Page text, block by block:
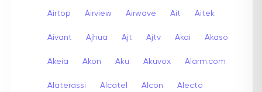
Airtop Airview Airwave Ait Aitek
Aivant Ajhua Ajt Ajtv Akai Akaso
Akeia Akon Aku Akuvox Alarm.com
Alaterassi Alcatel Alcon Alecto